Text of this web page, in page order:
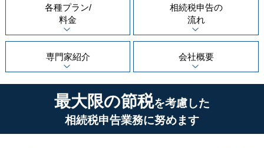
各種プラン/
料金
相続税申告の
流れ
専門家紹介 会社概要
最大限の節税を考慮した
相続税申告業務に努めます